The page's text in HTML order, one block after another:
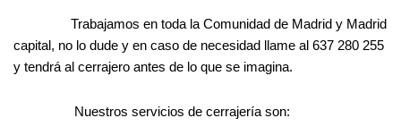
Trabajamos en toda la Comunidad de Madrid y Madrid
capital, no lo dude y en caso de necesidad llame al 637 280 255
y tendrá al cerrajero antes de lo que se imagina.
Nuestros servicios de cerrajería son: